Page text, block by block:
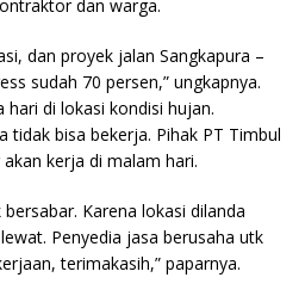
dan warga.
dan proyek jalan Sangkapura –
sudah 70 persen,” ungkapnya.
di lokasi kondisi hujan.
tidak bisa bekerja. Pihak PT Timbul
kerja di malam hari.
Karena lokasi dilanda
Penyedia jasa berusaha utk
terimakasih,” paparnya.